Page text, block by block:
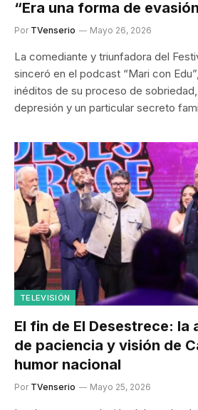
“Era una forma de
Por TVenserio Mayo 26, 2026
La comediante y triunfadora del
sinceró en el podcast “Mari con
inéditos de su proceso de
depresión y un particular secreto
TELEVISIÓN
El fin de El Desestrece: la
de paciencia y visión de
humor nacional
Por TVenserio Mayo 25, 2026